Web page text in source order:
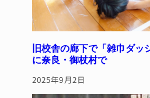
旧校舎の廊下で「雑巾ダ
に奈良・御杖村で
2025年9月2日